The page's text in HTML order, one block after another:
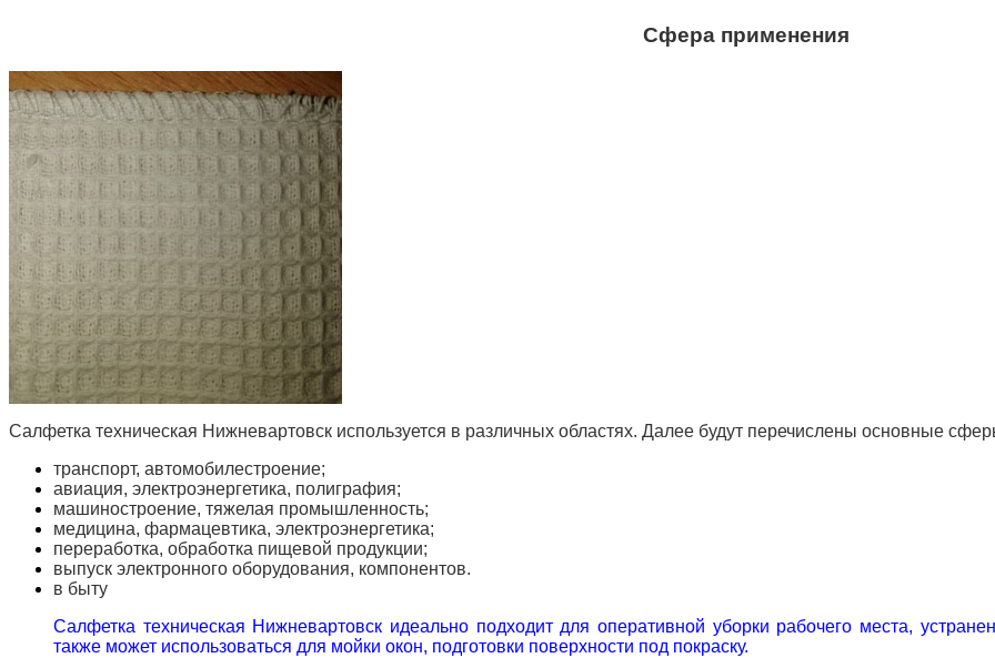
Сфера применения
Салфетка техническая Нижневартовск используется в различных областях. Далее будут перечислены основные
транспорт, автомобилестроение;
авиация, электроэнергетика, полиграфия;
машиностроение, тяжелая промышленность;
медицина, фармацевтика, электроэнергетика;
переработка, обработка пищевой продукции;
выпуск электронного оборудования, компонентов.
в быту
Салфетка техническая Нижневартовск идеально подходит для оперативной уборки рабочего места,
также может использоваться для мойки окон, подготовки поверхности под покраску.